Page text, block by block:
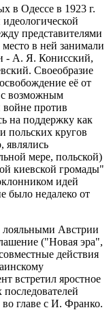
в Одессе в 1923 г.
представителями
в ней занимали
- А. Я. Конисский,
Своеобразие
её от
с возможным
против
на поддержку как
польских кругов
мере, польской)
киевской громады"
идей
было недалеко от
Австрии
("Новая эра",
действия
встретил яростное
главе с И. Франко.